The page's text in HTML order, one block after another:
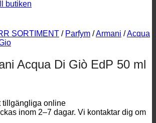
butiken
SORTIMENT / Parfym /Armani /Acqua
Acqua Di Giò EdP 50 ml
tillgängliga online
inom 2–7 dagar. Vi kontaktar dig om